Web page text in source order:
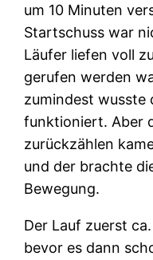
um 10 Minuten
Startschuss war
Läufer liefen voll
gerufen werden
zumindest wusste
funktioniert. Aber
zurückzählen
und der brachte
Bewegung.
Der Lauf zuerst
bevor es dann